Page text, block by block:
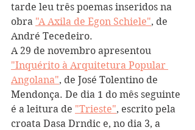
tarde leu três poemas inseridos na
obra "A Axila de Egon Schiele", de
André Tecedeiro.
A 29 de novembro apresentou
"Inquérito à Arquitetura Popular
Angolana", de José Tolentino de
Mendonça. De dia 1 do mês seguinte
é a leitura de "Trieste", escrito pela
croata Dasa Drndic e, no dia 3, a